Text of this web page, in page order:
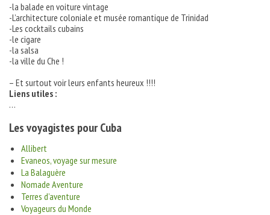
-la balade en voiture vintage
-L’architecture coloniale et musée romantique de Trinidad
-Les cocktails cubains
-le cigare
-la salsa
-la ville du Che !
– Et surtout voir leurs enfants heureux !!!!
Liens utiles :
…
Les voyagistes pour Cuba
Allibert
Evaneos, voyage sur mesure
La Balaguère
Nomade Aventure
Terres d’aventure
Voyageurs du Monde